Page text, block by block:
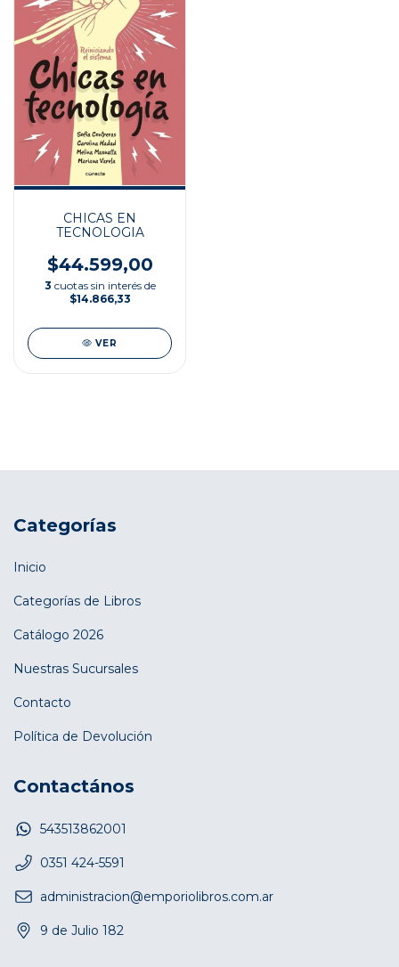
CHICAS EN
TECNOLOGIA
$44.599,00
3 cuotas sin interés de
$14.866,33
VER
Categorías
Inicio
Categorías de Libros
Catálogo 2026
Nuestras Sucursales
Contacto
Política de Devolución
Contactános
543513862001
0351 424-5591
administracion@emporiolibros.com.ar
9 de Julio 182